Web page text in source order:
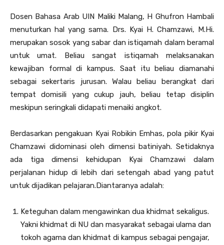
Dosen Bahasa Arab UIN Maliki Malang, H Ghufron Hambali
menuturkan hal yang sama. Drs. Kyai H. Chamzawi, M.Hi.
merupakan sosok yang sabar dan istiqamah dalam beramal
untuk umat. Beliau sangat istiqamah melaksanakan
kewajiban formal di kampus. Saat itu beliau diamanahi
sebagai sekertaris jurusan. Walau beliau berangkat dari
tempat domisili yang cukup jauh, beliau tetap disiplin
meskipun seringkali didapati menaiki angkot.
Berdasarkan pengakuan Kyai Robikin Emhas, pola pikir Kyai
Chamzawi didominasi oleh dimensi batiniyah. Setidaknya
ada tiga dimensi kehidupan Kyai Chamzawi dalam
perjalanan hidup di lebih dari setengah abad yang patut
untuk dijadikan pelajaran.Diantaranya adalah:
Keteguhan dalam mengawinkan dua khidmat sekaligus.
Yakni khidmat di NU dan masyarakat sebagai ulama dan
tokoh agama dan khidmat di kampus sebagai pengajar,